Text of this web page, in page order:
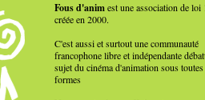
Fous d'animest une association de loi
créée en 2000.
C'est aussi et surtout une communauté
francophone libre et indépendante
sujet du cinéma d'animation sous toutes
formes